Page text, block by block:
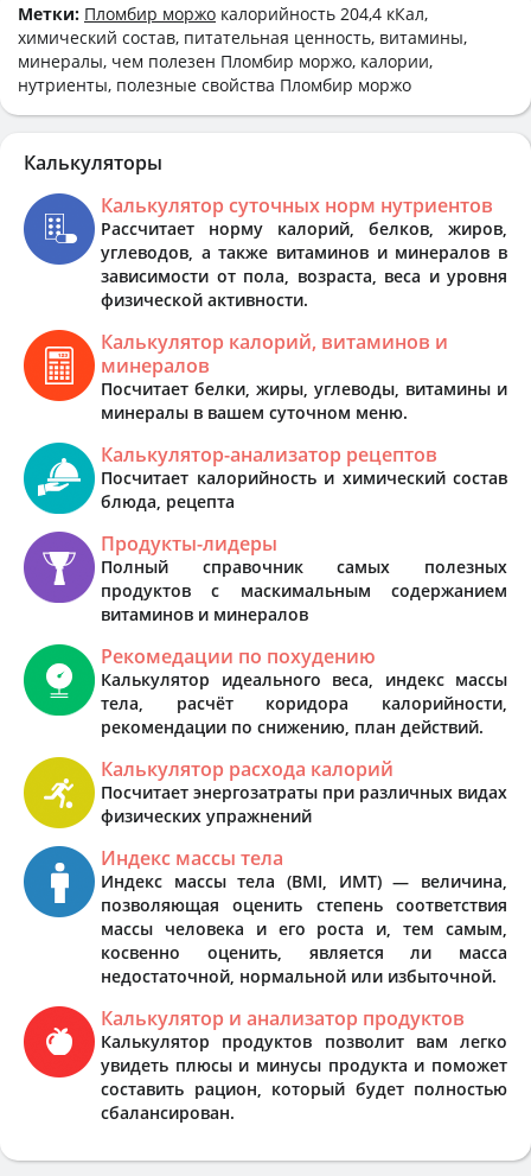
Метки: Пломбир моржо калорийность 204,4 кКал,
химический состав, питательная ценность, витамины,
минералы, чем полезен Пломбир моржо, калории,
нутриенты, полезные свойства Пломбир моржо
Калькуляторы
Калькулятор суточных норм нутриентов
Рассчитает норму калорий, белков, жиров,
углеводов, а также витаминов и минералов в
зависимости от пола, возраста, веса и уровня
физической активности.
Калькулятор калорий, витаминов и
минералов
Посчитает белки, жиры, углеводы, витамины и
минералы в вашем суточном меню.
Калькулятор-анализатор рецептов
Посчитает калорийность и химический состав
блюда, рецепта
Продукты-лидеры
Полный справочник самых полезных
продуктов с маскимальным содержанием
витаминов и минералов
Рекомедации по похудению
Калькулятор идеального веса, индекс массы
тела, расчёт коридора калорийности,
рекомендации по снижению, план действий.
Калькулятор расхода калорий
Посчитает энергозатраты при различных видах
физических упражнений
Индекс массы тела
Индекс массы тела (BMI, ИМТ) — величина,
позволяющая оценить степень соответствия
массы человека и его роста и, тем самым,
косвенно оценить, является ли масса
недостаточной, нормальной или избыточной.
Калькулятор и анализатор продуктов
Калькулятор продуктов позволит вам легко
увидеть плюсы и минусы продукта и поможет
составить рацион, который будет полностью
сбалансирован.